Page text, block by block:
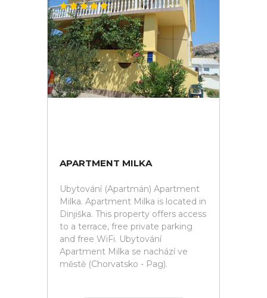
APARTMENT MILKA
Ubytování (Apartmán) Apartment
Milka. Apartment Milka is located in
Dinjiška. This property offers access
to a terrace, free private parking
and free WiFi. Ubytování
Apartment Milka se nachází ve
městě (Chorvatsko - Pag).